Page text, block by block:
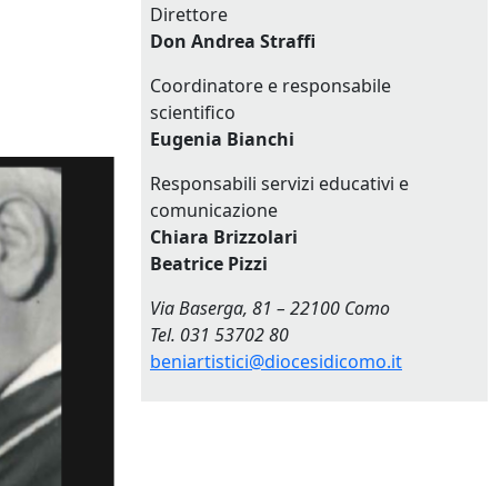
Direttore
Don Andrea Straffi
Coordinatore e responsabile
scientifico
Eugenia Bianchi
Responsabili servizi educativi e
comunicazione
Chiara Brizzolari
Beatrice Pizzi
Via Baserga, 81 – 22100 Como
Tel. 031 53702 80
beniartistici@diocesidicomo.it